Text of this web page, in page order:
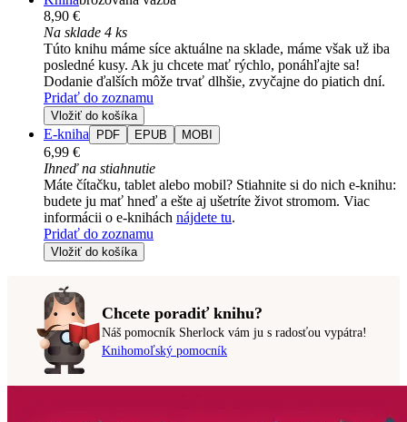
8,90 €
Na sklade 4 ks
Túto knihu máme síce aktuálne na sklade, máme však už iba
posledné kusy. Ak ju chcete mať rýchlo, ponáhľajte sa!
Dodanie ďalších môže trvať dlhšie, zvyčajne do piatich dní.
Pridať do zoznamu
Vložiť do košíka
E-kniha PDF EPUB MOBI
6,99 €
Ihneď na stiahnutie
Máte čítačku, tablet alebo mobil? Stiahnite si do nich e-knihu:
budete ju mať hneď a ešte aj ušetríte život stromom. Viac
informácii o e-knihách nájdete tu.
Pridať do zoznamu
Vložiť do košíka
Chcete poradiť knihu?
Náš pomocník Sherlock vám ju s radosťou vypátra!
Knihomoľský pomocník